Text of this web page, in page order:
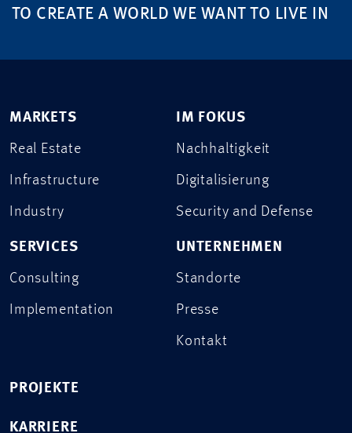
TO CREATE A WORLD WE WANT TO LIVE IN
MARKETS
Real Estate
Infrastructure
Industry
SERVICES
Consulting
Implementation
IM FOKUS
Nachhaltigkeit
Digitalisierung
Security and Defense
UNTERNEHMEN
Standorte
Presse
Kontakt
PROJEKTE
KARRIERE